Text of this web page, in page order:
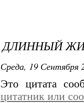
ДЛИННЫЙ
Среда, 19 Сентября
Это цитата
цитатник или